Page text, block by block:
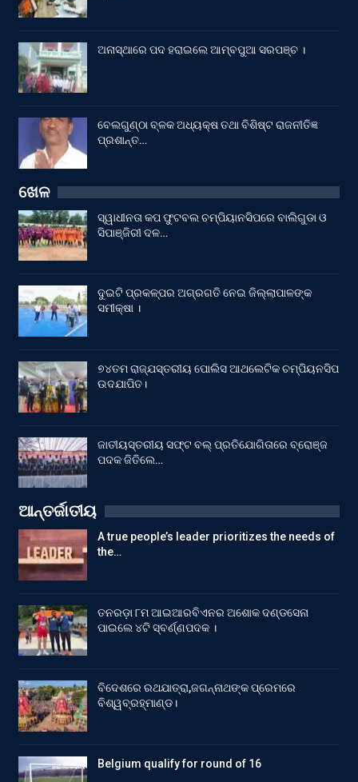
ଅନାସ୍ଥାରେ ପଦ ହରାଇଲେ ଆମ୍ବପୁଆ ସରପଞ୍ଚ ।
ବେଲଗୁଣ୍ଠା ବ୍ଳକ ଅଧ୍ୟକ୍ଷ ତଥା ବିଶିଷ୍ଟ ରାଜନୀତିଜ୍ଞ
ପ୍ରଶାନ୍ତ…
ଖେଳ
ସ୍ୱାଧୀନତା କପ ଫୁଟବଲ ଚମ୍ପିୟାନସିପରେ ବାଲିଗୁଡା ଓ
ସିପାଞ୍ଜିରୀ ଦଳ…
ଦୁଇଟି ପ୍ରକଳ୍ପର ଅଗ୍ରଗତି ନେଇ ଜିଲ୍ଲାପାଳଙ୍କ
ସମୀକ୍ଷା ।
୭୪ତମ ରାଜ୍ଯସ୍ତରୀୟ ପୋଲିସ ଆଥଲେଟିକ ଚମ୍ପିୟନସିପ
ଉଦଯାପିତ।
ଜାତୀୟସ୍ତରୀୟ ସଫ୍ଟ ବଲ୍ ପ୍ରତିଯୋଗିତାରେ ବ୍ରୋଞ୍ଜ
ପଦକ ଜିତିଲେ…
ଆନ୍ତର୍ଜାତୀୟ
A true people’s leader prioritizes the needs of
the…
ତନରଡ଼ା ୮ମ ଆଇଆରବିଏନର ଅଶୋକ ଦଣ୍ଡସେନା
ପାଇଲେ ୪ଟି ସ୍ବର୍ଣ୍ଣପଦକ ।
ବିଦେଶରେ ରଥଯାତ୍ରା,ଜଗନ୍ନାଥଙ୍କ ପ୍ରେମରେ
ବିଶ୍ୱବ୍ରହ୍ମାଣ୍ଡ।
Belgium qualify for round of 16